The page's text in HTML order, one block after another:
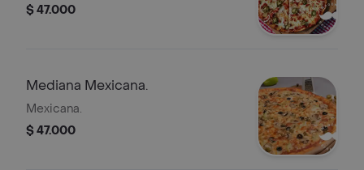
$ 47.000
Mediana Mexicana.
Mexicana.
$ 47.000